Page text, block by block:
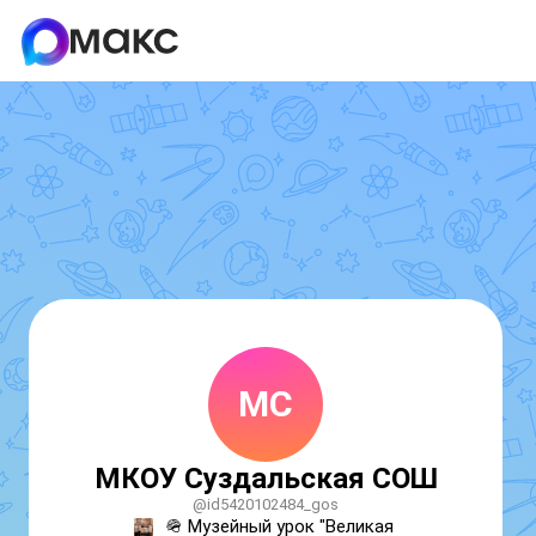
МС
МКОУ Суздальская СОШ
@id5420102484_gos
🪖 Музейный урок "Великая